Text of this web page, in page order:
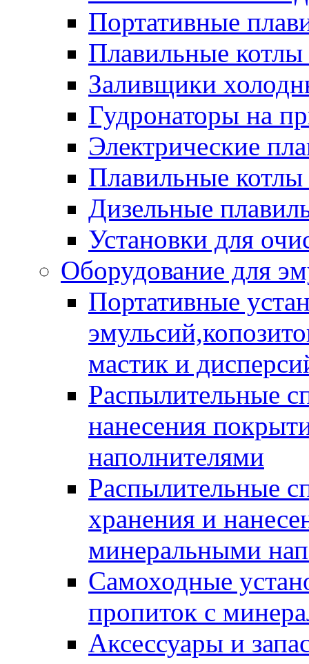
Портативные
Плавильные
Заливщики
Гудронаторы на
Электрические
Плавильные
Дизельные
Установки для
Оборудование для
Портативные
мастик и
Распылительные
нанесения
наполнителями
Распылительные
хранения и
минеральными
Самоходные
пропиток с
Аксессуары и